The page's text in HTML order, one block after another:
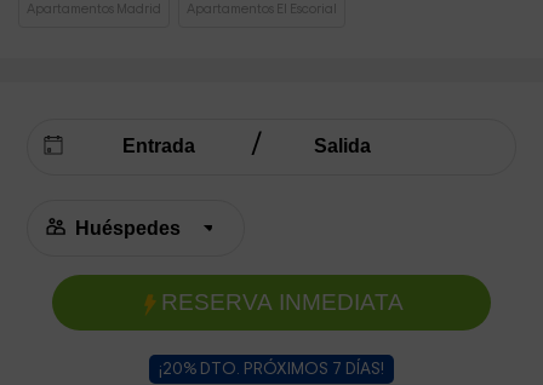
Apartamentos Madrid Apartamentos El Escorial
RESERVA INMEDIATA
¡20% DTO. PRÓXIMOS 7 DÍAS!